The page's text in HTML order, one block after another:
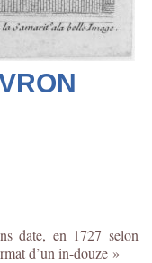
date, en 1727 selon
d’un in-douze »